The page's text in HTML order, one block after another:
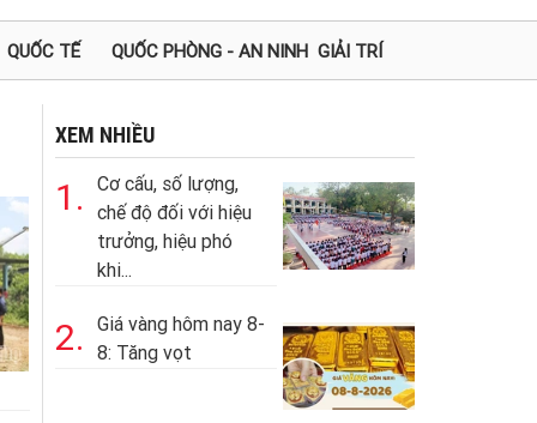
QUỐC TẾ QUỐC PHÒNG - AN NINH GIẢI TRÍ
XEM NHIỀU
1.
Cơ cấu, số lượng,
chế độ đối với hiệu
trưởng, hiệu phó
khi...
2.
Giá vàng hôm nay 8-
8: Tăng vọt